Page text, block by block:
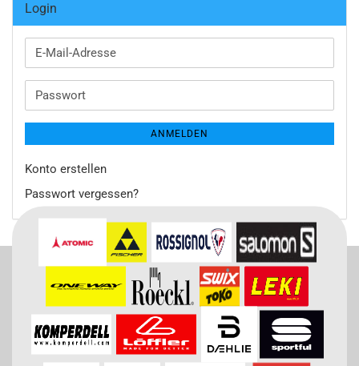
Login
E-
Mail-
Passwort
ANMELDEN
Konto erstellen
Passwort vergessen?